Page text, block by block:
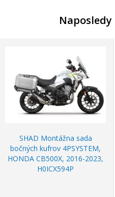
SHAD Montážna sada
bočných kufrov 4PSYSTEM,
HONDA CB500X, 2016-2023,
H0ICX594P